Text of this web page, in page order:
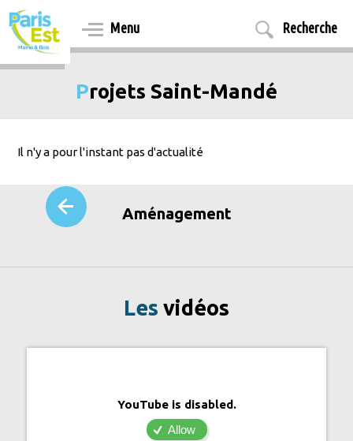
Aller
au
contenu
principal
Menu Recherche
Projets Saint-Mandé
Il n'y a pour l'instant pas d'actualité
Aménagement
Les vidéos
YouTube is disabled.
Allow